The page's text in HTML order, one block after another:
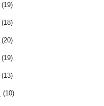
(19)
(18)
(20)
(19)
(13)
(10)